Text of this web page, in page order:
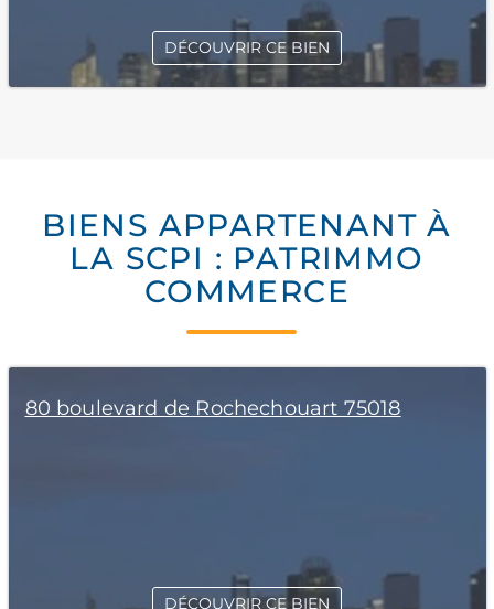
DÉCOUVRIR CE BIEN
BIENS APPARTENANT À
LA SCPI : PATRIMMO
COMMERCE
80 boulevard de Rochechouart 75018
DÉCOUVRIR CE BIEN